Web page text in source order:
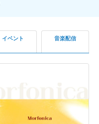
イベント 音楽配信